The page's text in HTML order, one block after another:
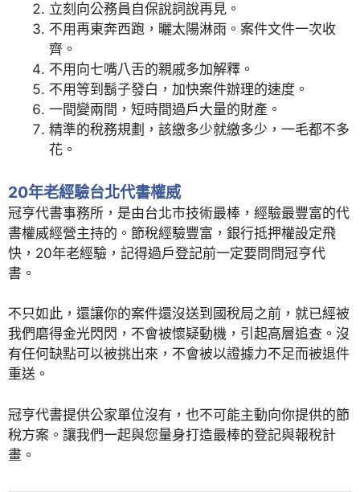
立刻向公務員自保說詞說再見。
不用再東奔西跑，曬太陽淋雨。案件文件一次收
齊。
不用向七嘴八舌的親戚多加解釋。
不用等到鬍子發白，加快案件辦理的速度。
一間變兩間，短時間過戶大量的財產。
精準的稅務規劃，該繳多少就繳多少，一毛都不多
花。
20年老經驗台北代書權威
冠亨代書事務所，是由台北市技術最棒，經驗最豐富的代
書權威經營主持的。節稅經驗豐富，銀行抵押權設定飛
快，20年老經驗，記得過戶登記前一定要問問冠亨代
書。
不只如此，還讓你的案件還沒送到國稅局之前，就已經被
我們磨得金光閃閃，不會被懷疑動機，引起高層追查。沒
有任何缺點可以被挑出來，不會被以證據力不足而被退件
重送。
冠亨代書提供公家單位沒有，也不可能主動向你提供的節
稅方案。讓我們一起與您量身打造最棒的登記與報稅計
畫。